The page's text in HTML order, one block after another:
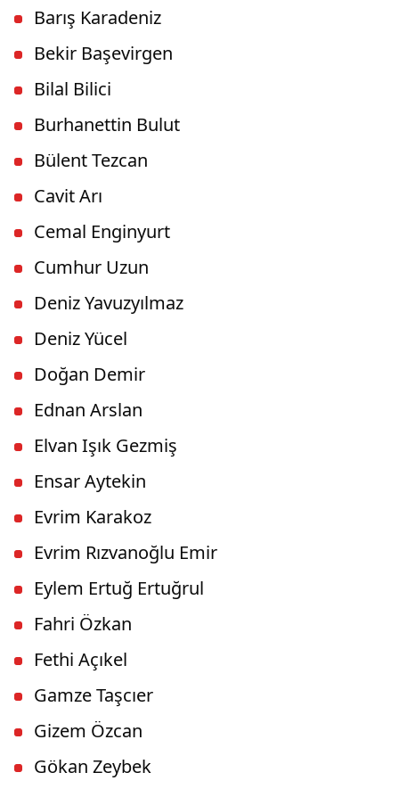
Barış Karadeniz
Bekir Başevirgen
Bilal Bilici
Burhanettin Bulut
Bülent Tezcan
Cavit Arı
Cemal Enginyurt
Cumhur Uzun
Deniz Yavuzyılmaz
Deniz Yücel
Doğan Demir
Ednan Arslan
Elvan Işık Gezmiş
Ensar Aytekin
Evrim Karakoz
Evrim Rızvanoğlu Emir
Eylem Ertuğ Ertuğrul
Fahri Özkan
Fethi Açıkel
Gamze Taşcıer
Gizem Özcan
Gökan Zeybek